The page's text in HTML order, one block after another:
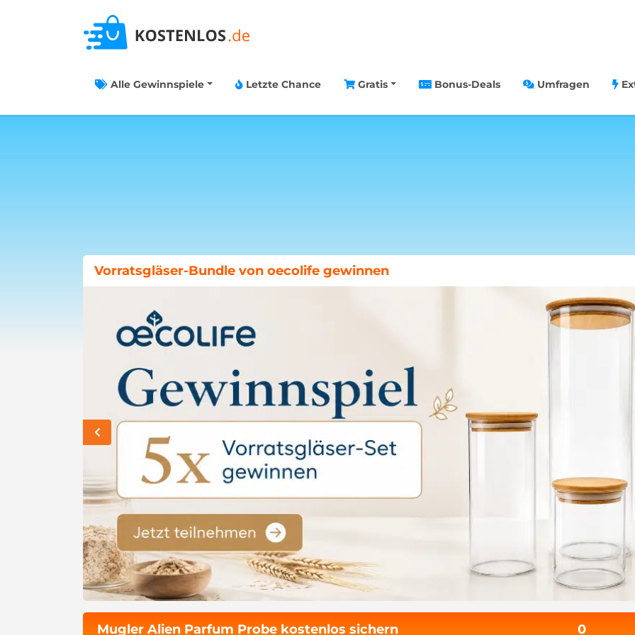
Alle Gewinnspiele Letzte Chance Gratis Bonus-Deals Umfragen
Böklunder-Gewinnspiel: Traumwochenende in Paris gewinnen
Mugler Alien Parfum Probe kostenlos sichern 0